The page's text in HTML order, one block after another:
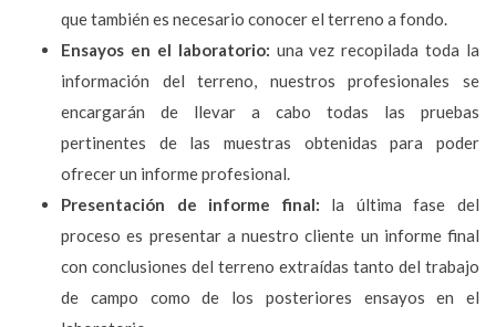
que también es necesario conocer el terreno a fondo.
Ensayos en el laboratorio: una vez recopilada toda la
información del terreno, nuestros profesionales se
encargarán de llevar a cabo todas las pruebas
pertinentes de las muestras obtenidas para poder
ofrecer un informe profesional.
Presentación de informe final: la última fase del
proceso es presentar a nuestro cliente un informe final
con conclusiones del terreno extraídas tanto del trabajo
de campo como de los posteriores ensayos en el